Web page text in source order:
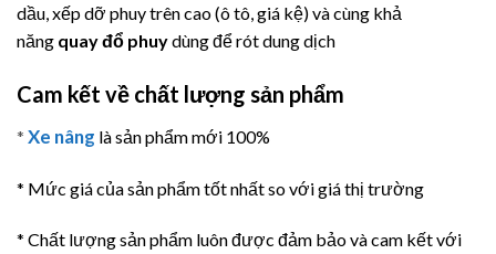
dầu, xếp dỡ phuy trên cao (ô tô, giá kệ) và cùng khả
năng quay đổ phuydùng để rót dung dịch
Cam kết về chất lượng sản phẩm
* Xe nâng là sản phẩm mới 100%
* Mức giá của sản phẩm tốt nhất so với giá thị trường
* Chất lượng sản phẩm luôn được đảm bảo và cam kết với